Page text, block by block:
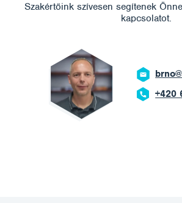
Szakértőink szívesen segítenek
kapcsolatot.